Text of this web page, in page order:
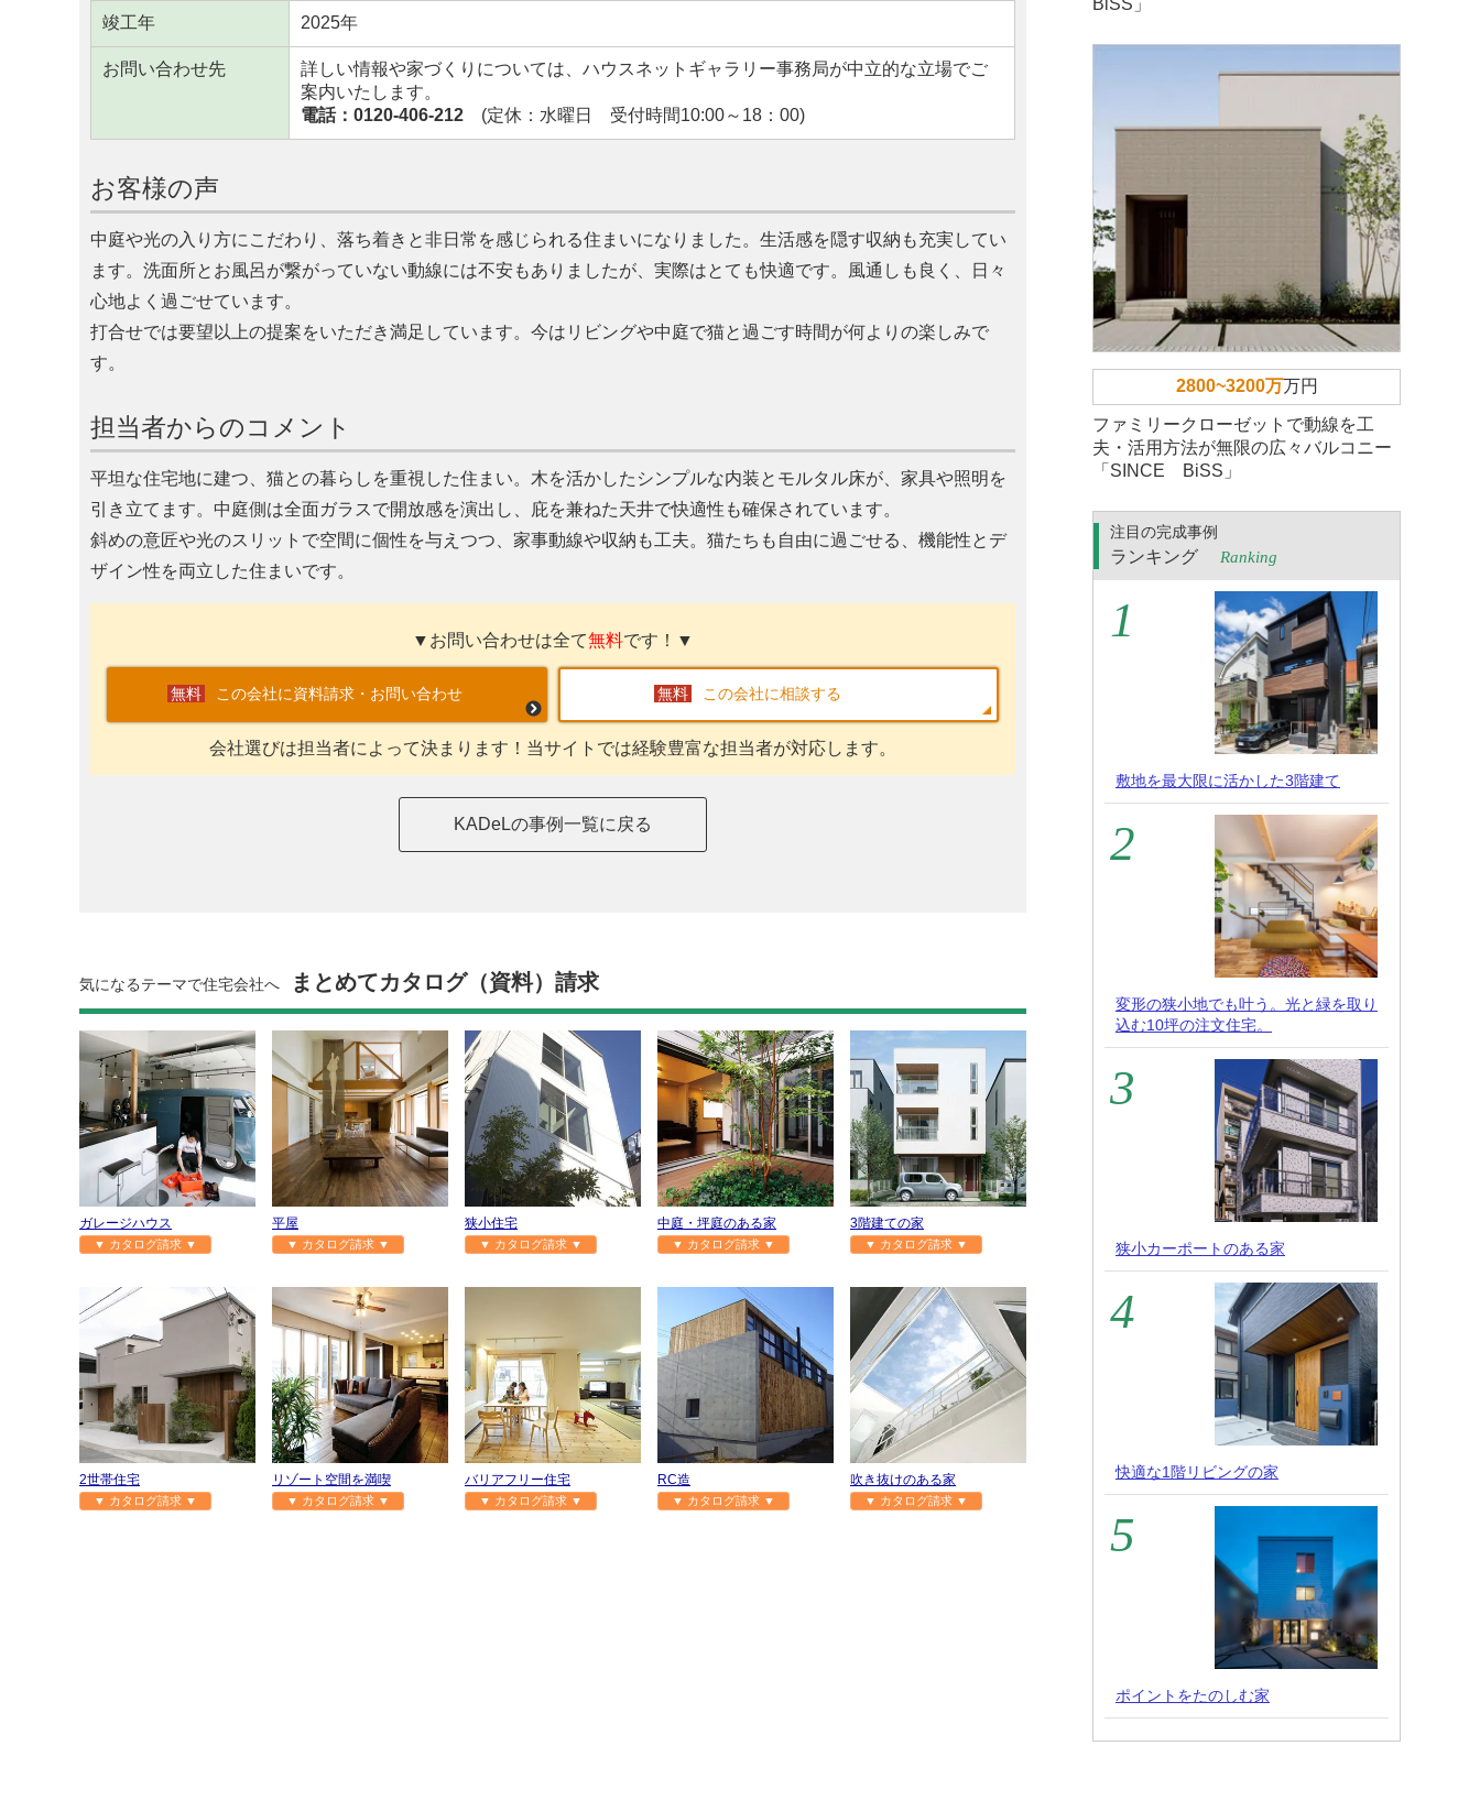
竣工年 2025年
お問い合わせ先
詳しい情報や家づくりについては、ハウスネットギャラリー事務局が中立的な立場でご
案内いたします。
電話：0120-406-212 (定休：水曜日 受付時間10:00～18：00)
お客様の声
中庭や光の入り方にこだわり、落ち着きと非日常を感じられる住まいになりました。生活感を隠す収納も充実してい
ます。洗面所とお風呂が繋がっていない動線には不安もありましたが、実際はとても快適です。風通しも良く、日々
心地よく過ごせています。
打合せでは要望以上の提案をいただき満足しています。今はリビングや中庭で猫と過ごす時間が何よりの楽しみで
す。
担当者からのコメント
平坦な住宅地に建つ、猫との暮らしを重視した住まい。木を活かしたシンプルな内装とモルタル床が、家具や照明を
引き立てます。中庭側は全面ガラスで開放感を演出し、庇を兼ねた天井で快適性も確保されています。
斜めの意匠や光のスリットで空間に個性を与えつつ、家事動線や収納も工夫。猫たちも自由に過ごせる、機能性とデ
ザイン性を両立した住まいです。
▼お問い合わせは全て無料です！▼
この会社に資料請求・お問い合わせ この会社に相談する
会社選びは担当者によって決まります！当サイトでは経験豊富な担当者が対応します。
KADeLの事例一覧に戻る
気になるテーマで住宅会社へ まとめてカタログ（資料）請求
ガレージハウス
▼ カタログ請求 ▼
平屋
▼ カタログ請求 ▼
狭小住宅
▼ カタログ請求 ▼
中庭・坪庭のある家
▼ カタログ請求 ▼
3階建ての家
▼ カタログ請求 ▼
2世帯住宅
▼ カタログ請求 ▼
リゾート空間を満喫
▼ カタログ請求 ▼
バリアフリー住宅
▼ カタログ請求 ▼
RC造
▼ カタログ請求 ▼
吹き抜けのある家
▼ カタログ請求 ▼
BiSS」
2800~3200万万円
ファミリークローゼットで動線を工
夫・活用方法が無限の広々バルコニー
「SINCE BiSS」
注目の完成事例
ランキング Ranking
敷地を最大限に活かした3階建て
変形の狭小地でも叶う。光と緑を取り
込む10坪の注文住宅。
狭小カーポートのある家
快適な1階リビングの家
ポイントをたのしむ家